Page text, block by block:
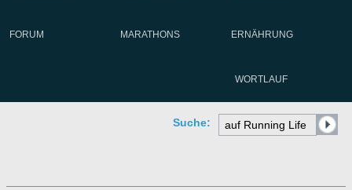
FORUM MARATHONS ERNÄHRUNG
WORTLAUF
Suche: